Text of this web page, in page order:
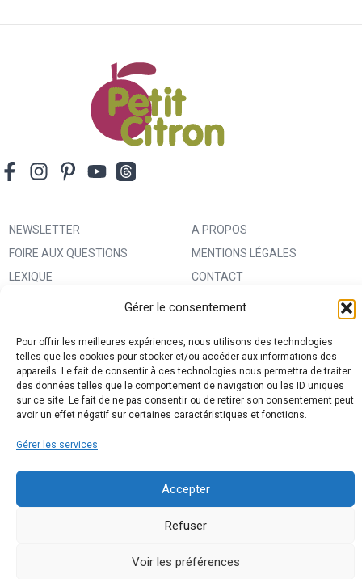
Gérer le consentement
Pour offrir les meilleures expériences, nous utilisons des technologies
telles que les cookies pour stocker et/ou accéder aux informations des
appareils. Le fait de consentir à ces technologies nous permettra de traiter
des données telles que le comportement de navigation ou les ID uniques
sur ce site. Le fait de ne pas consentir ou de retirer son consentement peut
avoir un effet négatif sur certaines caractéristiques et fonctions.
Gérer les services
Accepter
Refuser
Voir les préférences
NEWSLETTER
FOIRE AUX QUESTIONS
LEXIQUE
A PROPOS
MENTIONS LÉGALES
CONTACT
D’UTILISATION
POLITIQUE DE CONFIDENTIALITÉ
ET PROTECTION DES DONNÉES
(RGPD)
DROIT DE RÉTRACTATION